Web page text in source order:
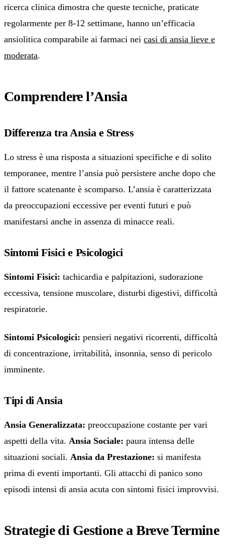
ricerca clinica dimostra che queste tecniche, praticate
regolarmente per 8-12 settimane, hanno un’efficacia
ansiolitica comparabile ai farmaci nei casi di ansia lieve e
moderata.
Comprendere l’Ansia
Differenza tra Ansia e Stress
Lo stress è una risposta a situazioni specifiche e di solito
temporanee, mentre l’ansia può persistere anche dopo che
il fattore scatenante è scomparso. L’ansia è caratterizzata
da preoccupazioni eccessive per eventi futuri e può
manifestarsi anche in assenza di minacce reali.
Sintomi Fisici e Psicologici
Sintomi Fisici: tachicardia e palpitazioni, sudorazione
eccessiva, tensione muscolare, disturbi digestivi, difficoltà
respiratorie.
Sintomi Psicologici: pensieri negativi ricorrenti, difficoltà
di concentrazione, irritabilità, insonnia, senso di pericolo
imminente.
Tipi di Ansia
Ansia Generalizzata: preoccupazione costante per vari
aspetti della vita. Ansia Sociale: paura intensa delle
situazioni sociali. Ansia da Prestazione: si manifesta
prima di eventi importanti. Gli attacchi di panico sono
episodi intensi di ansia acuta con sintomi fisici improvvisi.
Strategie di Gestione a Breve Termine